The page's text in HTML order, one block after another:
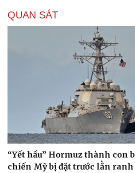
QUAN SÁT
“Yết hầu” Hormuz thành con
chiến Mỹ bị đặt trước lằn ranh